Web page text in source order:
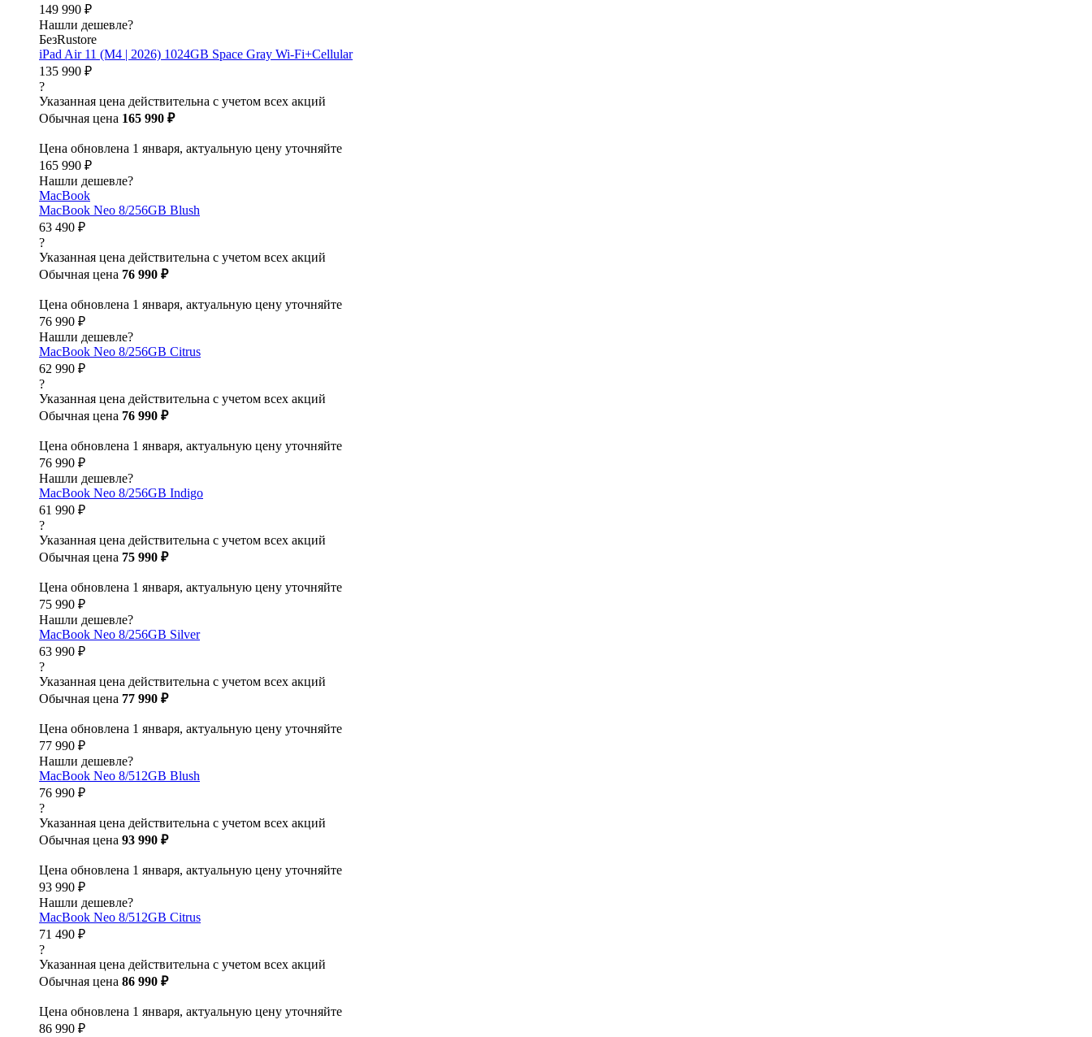
149 990 ₽
Нашли дешевле?
БезRustore
iPad Air 11 (M4 | 2026) 1024GB Space Gray Wi-Fi+Cellular
135 990 ₽
?
Указанная цена действительна с учетом всех акций
Обычная цена 165 990 ₽
Цена обновлена 1 января, актуальную цену уточняйте
165 990 ₽
Нашли дешевле?
MacBook
MacBook Neo 8/256GB Blush
63 490 ₽
?
Указанная цена действительна с учетом всех акций
Обычная цена 76 990 ₽
Цена обновлена 1 января, актуальную цену уточняйте
76 990 ₽
Нашли дешевле?
MacBook Neo 8/256GB Citrus
62 990 ₽
?
Указанная цена действительна с учетом всех акций
Обычная цена 76 990 ₽
Цена обновлена 1 января, актуальную цену уточняйте
76 990 ₽
Нашли дешевле?
MacBook Neo 8/256GB Indigo
61 990 ₽
?
Указанная цена действительна с учетом всех акций
Обычная цена 75 990 ₽
Цена обновлена 1 января, актуальную цену уточняйте
75 990 ₽
Нашли дешевле?
MacBook Neo 8/256GB Silver
63 990 ₽
?
Указанная цена действительна с учетом всех акций
Обычная цена 77 990 ₽
Цена обновлена 1 января, актуальную цену уточняйте
77 990 ₽
Нашли дешевле?
MacBook Neo 8/512GB Blush
76 990 ₽
?
Указанная цена действительна с учетом всех акций
Обычная цена 93 990 ₽
Цена обновлена 1 января, актуальную цену уточняйте
93 990 ₽
Нашли дешевле?
MacBook Neo 8/512GB Citrus
71 490 ₽
?
Указанная цена действительна с учетом всех акций
Обычная цена 86 990 ₽
Цена обновлена 1 января, актуальную цену уточняйте
86 990 ₽